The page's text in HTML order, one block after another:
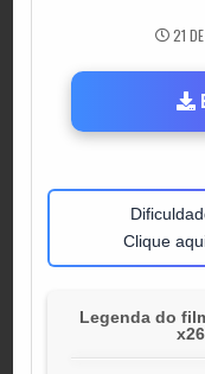
21
Clique
Legenda do